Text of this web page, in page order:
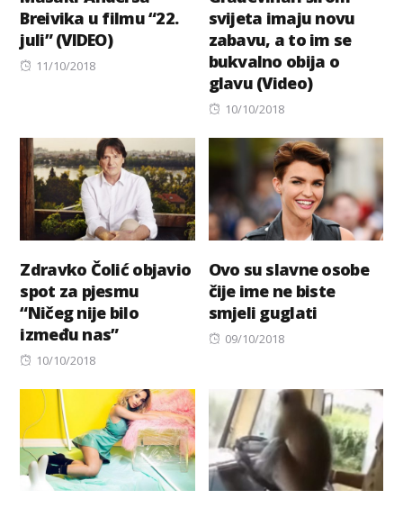
Breivika u filmu “22.
juli” (VIDEO)
Posted
11/10/2018
svijeta imaju novu
zabavu, a to im se
bukvalno obija o
glavu (Video)
Posted
10/10/2018
Zdravko Čolić objavio
spot za pjesmu
“Ničeg nije bilo
između nas”
Posted
10/10/2018
Ovo su slavne osobe
čije ime ne biste
smjeli guglati
Posted
09/10/2018